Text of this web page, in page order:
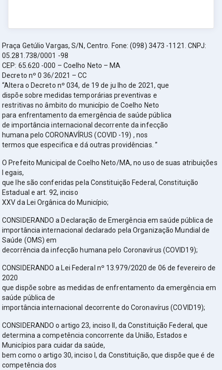
Praça Getúlio Vargas, S/N, Centro. Fone: (098) 3473 -1121. CNPJ:
05.281.738/0001 -98
CEP: 65.620 -000 – Coelho Neto – MA
Decreto nº 0 36/2021 – CC
“Altera o Decreto nº 034, de 19 de ju lho de 2021, que
dispõe sobre medidas temporárias preventivas e
restritivas no âmbito do município de Coelho Neto
para enfrentamento da emergência de saúde pública
de importância internacional decorrente da infecção
humana pelo CORONAVÍRUS (COVID -19) , nos
termos que especifica e dá outras providências. ”
O Prefeito Municipal de Coelho Neto/MA, no uso de suas atribuições
l egais,
que lhe são conferidas pela Constituição Federal, Constituição
Estadual e art. 92, inciso
XXV da Lei Orgânica do Município;
CONSIDERANDO a Declaração de Emergência em saúde pública de
importância internacional declarado pela Organização Mundial de
Saúde (OMS) em
decorrência da infecção humana pelo Coronavírus (COVID19);
CONSIDERANDO a Lei Federal nº 13.979/2020 de 06 de fevereiro de
2020
que dispõe sobre as medidas de enfrentamento da emergência em
saúde pública de
importância internacional decorrente do Coronavírus (COVID19);
CONSIDERANDO o artigo 23, inciso II, da Constituição Federal, que
determina a competência concorrente da União, Estados e
Municípios para cuidar da saúde,
bem como o artigo 30, inciso I, da Constituição, que dispõe que é de
competência dos